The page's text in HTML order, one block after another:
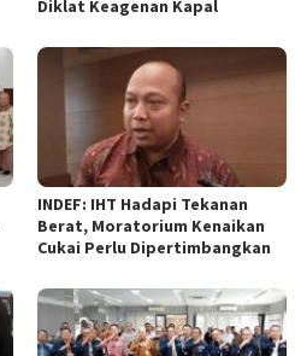
Diklat Keagenan Kapal
INDEF: IHT Hadapi Tekanan
Berat, Moratorium Kenaikan
Cukai Perlu Dipertimbangkan